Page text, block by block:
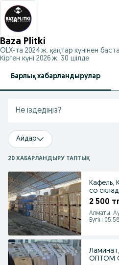
Baza Plitki
OLX-та 2024 ж. қаңтар күнінен
Кірген күні 2026 ж. 30 шілде
Барлық хабарландырулар
Айдар
20 ХАБАРЛАНДЫРУ ТАПТЫҚ
Кафель,
со
2 500
Алматы,
Бүгін 05:58
ОПТОМ